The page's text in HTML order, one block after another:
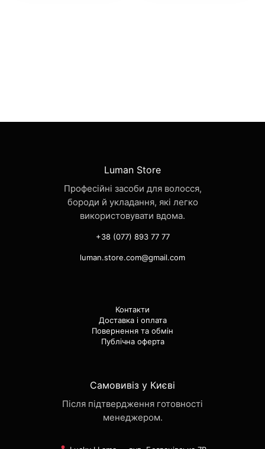
Luman Store
Професійні засоби для волосся,
бороди й укладання, які легко
використовувати вдома.
+38 (077) 893 77 77
luman.store.com@gmail.com
Контакти
Доставка і оплата
Повернення та обмін
Публічна оферта
Самовивіз у Києві
Після підтвердження готовності
менеджером.